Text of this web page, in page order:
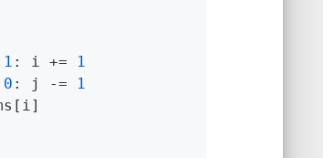
1 : i +=
1
0 : j -=
1